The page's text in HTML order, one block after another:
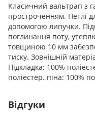
Класичний вальтрап з
простроченням. Петлі
допомогою липучки.
поглинання поту,
товщиною 10 мм
тиску. Зовнішній
Підкладка: 100%
поліестер. піна: 100%
Відгуки